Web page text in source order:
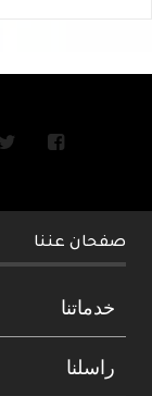
صفحان عننا
خدماتنا
راسلنا